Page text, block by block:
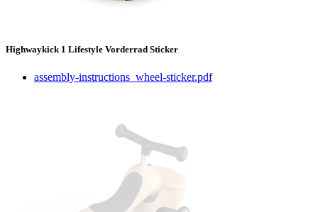
Highwaykick 1 Lifestyle Vorderrad Sticker
assembly-instructions_wheel-sticker.pdf